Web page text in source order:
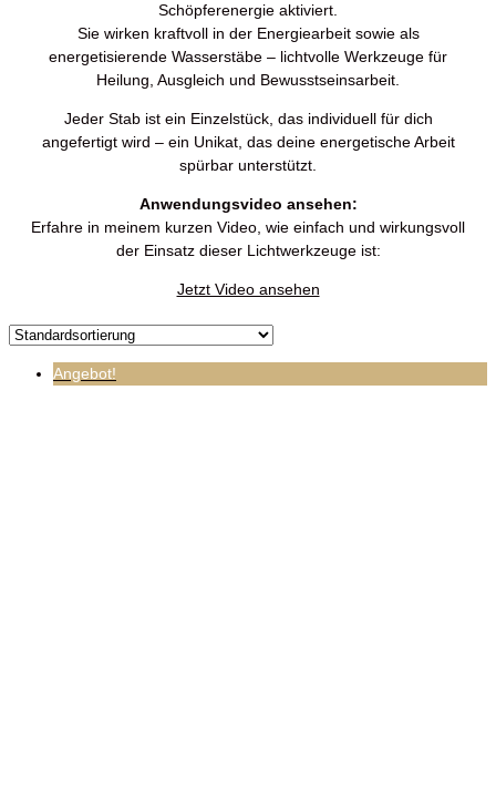
Schöpferenergie aktiviert.
Sie wirken kraftvoll in der Energiearbeit sowie als
energetisierende Wasserstäbe – lichtvolle Werkzeuge für
Heilung, Ausgleich und Bewusstseinsarbeit.
Jeder Stab ist ein Einzelstück, das individuell für dich
angefertigt wird – ein Unikat, das deine energetische Arbeit
spürbar unterstützt.
Anwendungsvideo ansehen:
Erfahre in meinem kurzen Video, wie einfach und wirkungsvoll
der Einsatz dieser Lichtwerkzeuge ist:
Jetzt Video ansehen
Angebot!